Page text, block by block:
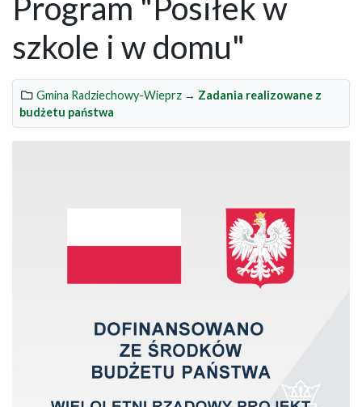
Program "Posiłek w
szkole i w domu"
Gmina Radziechowy-Wieprz → Zadania realizowane z
budżetu państwa